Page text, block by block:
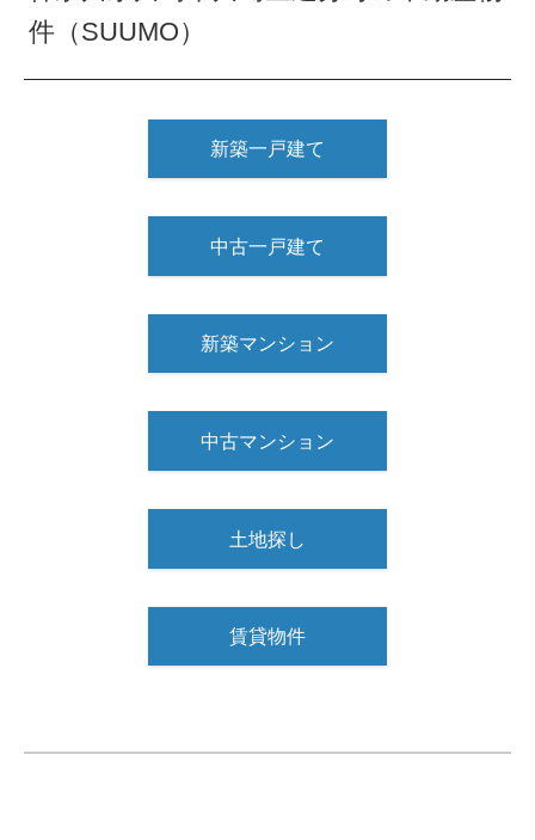
件（SUUMO）
新築一戸建て
中古一戸建て
新築マンション
中古マンション
土地探し
賃貸物件